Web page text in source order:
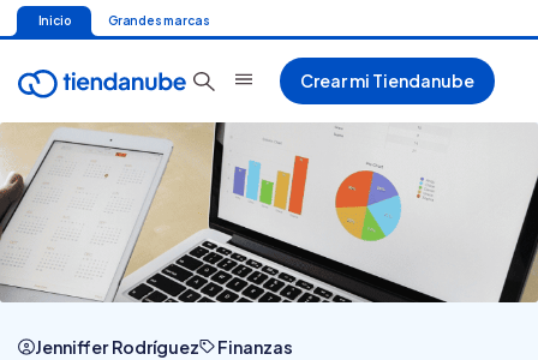
Inicio Grandes marcas
Crear mi Tiendanube
Jenniffer Rodríguez Finanzas